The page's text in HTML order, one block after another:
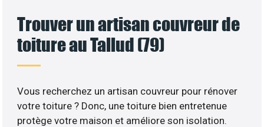
Trouver un artisan couvreur de
toiture au Tallud (79)
Vous recherchez un artisan couvreur pour rénover
votre toiture ? Donc, une toiture bien entretenue
protège votre maison et améliore son isolation.